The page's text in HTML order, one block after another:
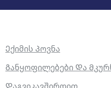
Ექიმის Პოვნა
Განყოფილებები Და